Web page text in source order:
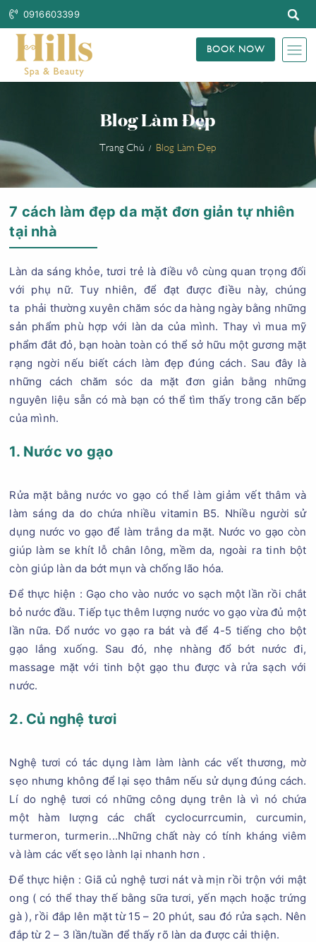
0916603399
BOOK NOW
Blog Làm Đẹp
Trang Chủ Blog Làm Đẹp
7 cách làm đẹp da mặt đơn giản tự nhiên
tại nhà
Làn da sáng khỏe, tươi trẻ là điều vô cùng quan trọng đối
với phụ nữ. Tuy nhiên, để đạt được điều này, chúng
ta phải thường xuyên chăm sóc da hàng ngày bằng những
sản phẩm phù hợp với làn da của mình. Thay vì mua mỹ
phẩm đắt đỏ, bạn hoàn toàn có thể sở hữu một gương mặt
rạng ngời nếu biết cách làm đẹp đúng cách. Sau đây là
những cách chăm sóc da mặt đơn giản bằng những
nguyên liệu sẵn có mà bạn có thể tìm thấy trong căn bếp
của mình.
1. Nước vo gạo
Rửa mặt bằng nước vo gạo có thể làm giảm vết thâm và
làm sáng da do chứa nhiều vitamin B5. Nhiều người sử
dụng nước vo gạo để làm trắng da mặt. Nước vo gạo còn
giúp làm se khít lỗ chân lông, mềm da, ngoài ra tinh bột
còn giúp làn da bớt mụn và chống lão hóa.
Để thực hiện : Gạo cho vào nước vo sạch một lần rồi chắt
bỏ nước đầu. Tiếp tục thêm lượng nước vo gạo vừa đủ một
lần nữa. Đổ nước vo gạo ra bát và để 4-5 tiếng cho bột
gạo lắng xuống. Sau đó, nhẹ nhàng đổ bớt nước đi,
massage mặt với tinh bột gạo thu được và rửa sạch với
nước.
2. Củ nghệ tươi
Nghệ tươi có tác dụng làm làm lành các vết thương, mờ
sẹo nhưng không để lại sẹo thâm nếu sử dụng đúng cách.
Lí do nghệ tươi có những công dụng trên là vì nó chứa
một hàm lượng các chất cyclocurrcumin, curcumin,
turmeron, turmerin...Những chất này có tính kháng viêm
và làm các vết sẹo lành lại nhanh hơn .
Để thực hiện : Giã củ nghệ tươi nát và mịn rồi trộn với mật
ong ( có thể thay thế bằng sữa tươi, yến mạch hoặc trứng
gà ), rồi đắp lên mặt từ 15 – 20 phút, sau đó rửa sạch. Nên
đắp từ 2 – 3 lần/tuần để thấy rõ làn da được cải thiện.